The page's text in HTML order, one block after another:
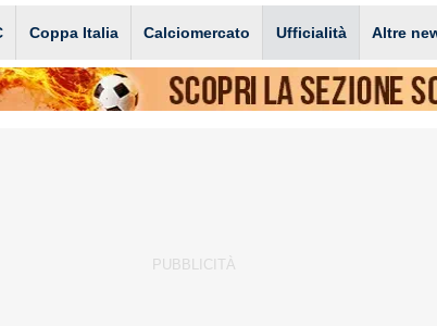
Coppa Italia Calciomercato Ufficialità Altre